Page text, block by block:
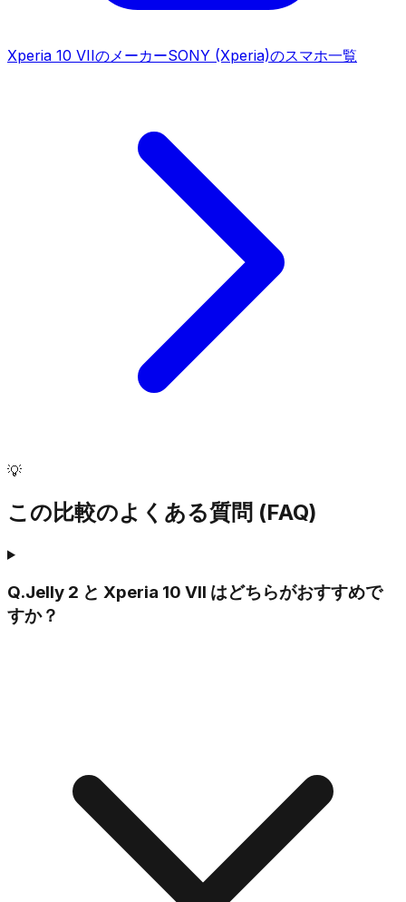
Xperia 10 VIIのメーカーSONY (Xperia)のスマホ一覧
💡
この比較のよくある質問 (FAQ)
Q.Jelly 2 と Xperia 10 VII はどちらがおすすめで
すか？